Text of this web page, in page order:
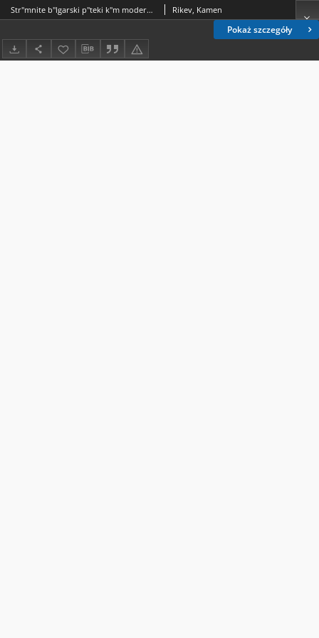
Pokaż szczegóły
Str"mnite b"lgarski p"teki k"m modernostta Rikev, Kamen